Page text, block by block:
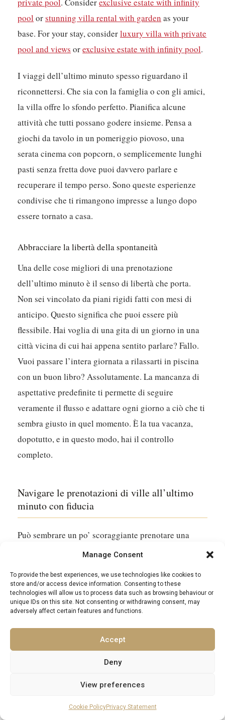
Manage Consent
To provide the best experiences, we use technologies like cookies to
store and/or access device information. Consenting to these
technologies will allow us to process data such as browsing behaviour or
unique IDs on this site. Not consenting or withdrawing consent, may
adversely affect certain features and functions.
Accept
Deny
View preferences
Cookie PolicyPrivacy Statement
pool orstunning villa rental with garden as your
base. For your stay, considerluxury villa with private
pool and views orexclusive estate with infinity pool.
I viaggi dell’ultimo minuto spesso riguardano il
riconnettersi. Che sia con la famiglia o con gli amici,
la villa offre lo sfondo perfetto. Pianifica alcune
attività che tutti possano godere insieme. Pensa a
giochi da tavolo in un pomeriggio piovoso, una
serata cinema con popcorn, o semplicemente lunghi
pasti senza fretta dove puoi davvero parlare e
recuperare il tempo perso. Sono queste esperienze
condivise che ti rimangono impresse a lungo dopo
essere tornato a casa.
Abbracciare la libertà della spontaneità
Una delle cose migliori di una prenotazione
dell’ultimo minuto è il senso di libertà che porta.
Non sei vincolato da piani rigidi fatti con mesi di
anticipo. Questo significa che puoi essere più
flessibile. Hai voglia di una gita di un giorno in una
città vicina di cui hai appena sentito parlare? Fallo.
Vuoi passare l’intera giornata a rilassarti in piscina
con un buon libro? Assolutamente. La mancanza di
aspettative predefinite ti permette di seguire
veramente il flusso e adattare ogni giorno a ciò che ti
sembra giusto in quel momento. È la tua vacanza,
dopotutto, e in questo modo, hai il controllo
completo.
Navigare le prenotazioni di ville all’ultimo
minuto con fiducia
Può sembrare un po’ scoraggiante prenotare una
villa di lusso all’ultimo minuto. Vuoi essere sicuro di
tratta di sapere cosa cercare e avere un po’ di fiducia
nel processo.
Comprendere le politiche di prenotazione e
Prima di impegnarti, prenditi un momento per
prenotazione. Questo è davvero importante,
soprattutto quando prenoti qualcosa all’ultimo